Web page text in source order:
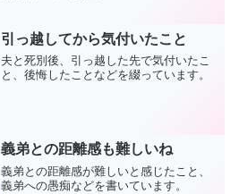
引っ越してから気付いたこと
夫と死別後、引っ越した先で気付いたこ
と、後悔したことなどを綴っています。
義弟との距離感も難しいね
義弟との距離感が難しいと感じたこと、
義弟への愚痴などを書いています。